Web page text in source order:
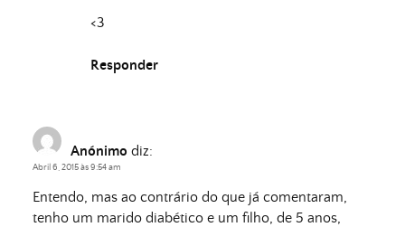
<3
Responder
Anónimo diz:
Abril 6, 2015 às 9:54 am
Entendo, mas ao contrário do que já comentaram,
tenho um marido diabético e um filho, de 5 anos,